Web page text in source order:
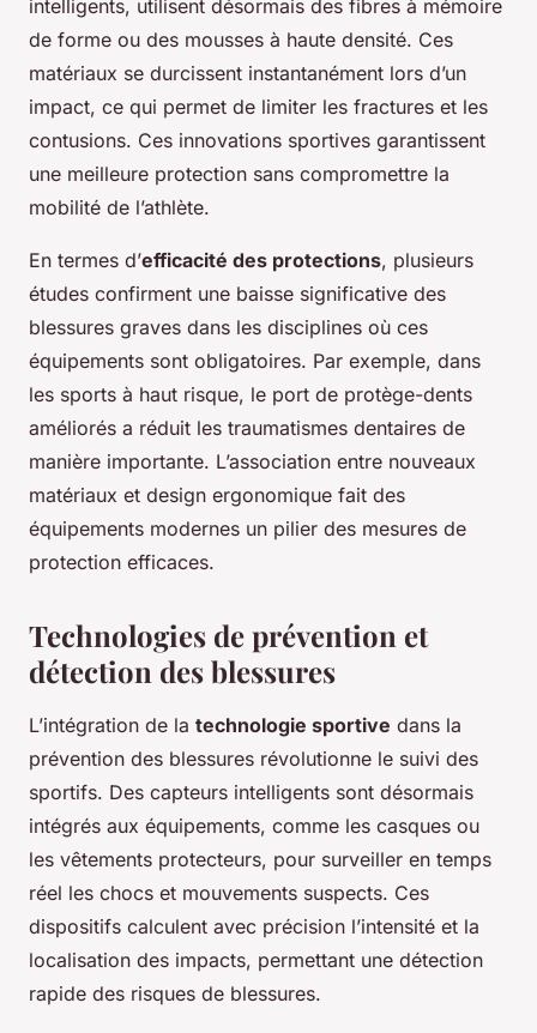
intelligents, utilisent désormais des fibres à mémoire
de forme ou des mousses à haute densité. Ces
matériaux se durcissent instantanément lors d’un
impact, ce qui permet de limiter les fractures et les
contusions. Ces innovations sportives garantissent
une meilleure protection sans compromettre la
mobilité de l’athlète.
En termes d’efficacité des protections, plusieurs
études confirment une baisse significative des
blessures graves dans les disciplines où ces
équipements sont obligatoires. Par exemple, dans
les sports à haut risque, le port de protège-dents
améliorés a réduit les traumatismes dentaires de
manière importante. L’association entre nouveaux
matériaux et design ergonomique fait des
équipements modernes un pilier des mesures de
protection efficaces.
Technologies de prévention et
détection des blessures
L’intégration de la technologie sportive dans la
prévention des blessures révolutionne le suivi des
sportifs. Des capteurs intelligents sont désormais
intégrés aux équipements, comme les casques ou
les vêtements protecteurs, pour surveiller en temps
réel les chocs et mouvements suspects. Ces
dispositifs calculent avec précision l’intensité et la
localisation des impacts, permettant une détection
rapide des risques de blessures.